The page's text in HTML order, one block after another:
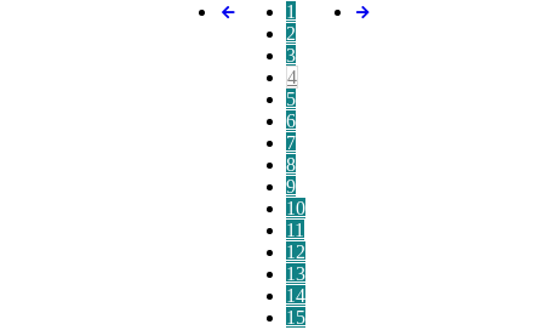
1
2
3
4
5
6
7
8
9
10
11
12
13
14
15